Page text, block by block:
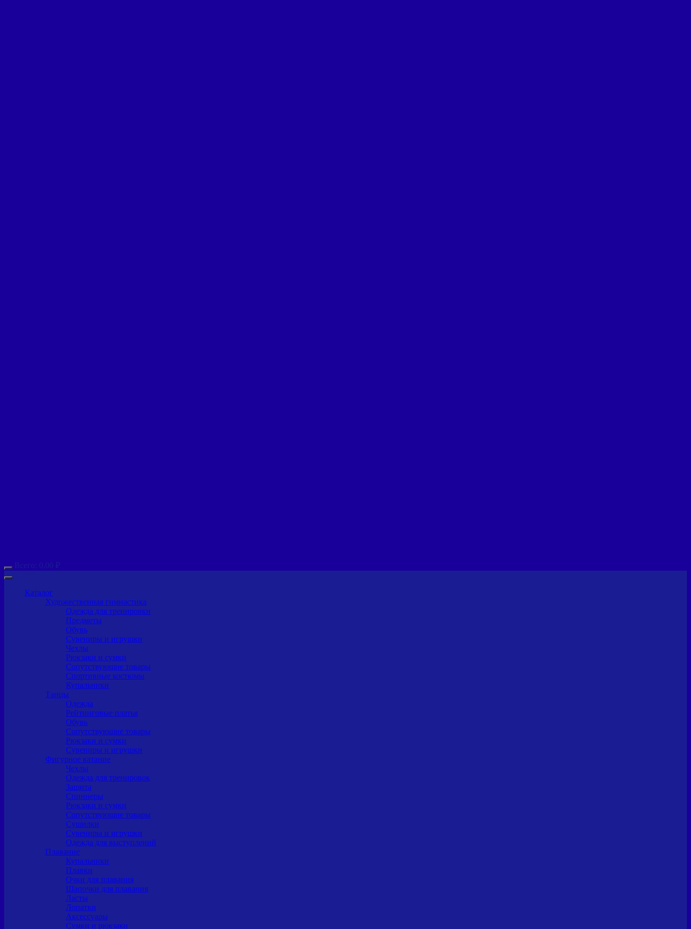
Всего: 0,00 ₽
Каталог
Художественная гимнастика
Одежда для тренировки
Предметы
Обувь
Сувениры и игрушки
Чехлы
Рюкзаки и сумки
Сопутствующие товары
Спортивные костюмы
Купальники
Танцы
Одежда
Рейтинговые платья
Обувь
Сопутствующие товары
Рюкзаки и сумки
Сувениры и игрушки
Фигурное катание
Чехлы
Одежда для тренировок
Защита
Спиннеры
Рюкзаки и сумки
Сопутствующие товары
Сушилки
Сувениры и игрушки
Одежда для выступлений
Плавание
Купальники
Плавки
Очки для плавания
Шапочки для плавания
Ласты
Лопатки
Аксессуары
Сумки и рюкзаки